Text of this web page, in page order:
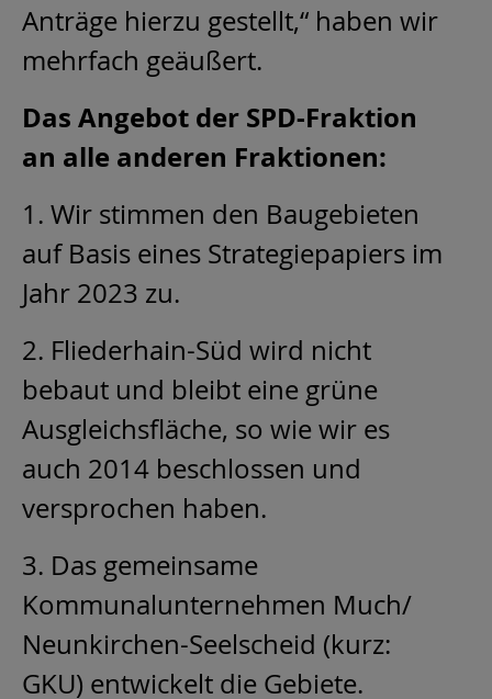
Anträge hierzu gestellt,“ haben wir
mehrfach geäußert.
Das Angebot der SPD-Fraktion
an alle anderen Fraktionen:
1. Wir stimmen den Baugebieten
auf Basis eines Strategiepapiers im
Jahr 2023 zu.
2. Fliederhain-Süd wird nicht
bebaut und bleibt eine grüne
Ausgleichsfläche, so wie wir es
auch 2014 beschlossen und
versprochen haben.
3. Das gemeinsame
Kommunalunternehmen Much/
Neunkirchen-Seelscheid (kurz:
GKU) entwickelt die Gebiete.